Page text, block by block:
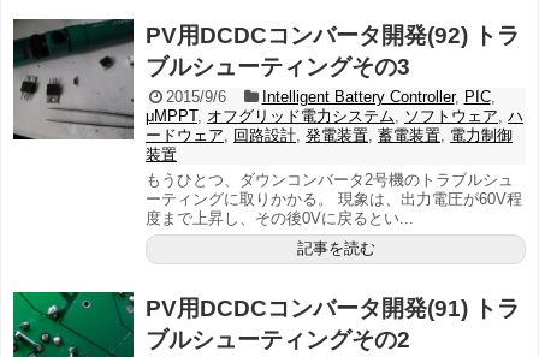
PV用DCDCコンバータ開発(92) トラ
ブルシューティングその3
2015/9/6 Intelligent Battery Controller, PIC,
μMPPT, オフグリッド電力システム, ソフトウェア, ハ
ードウェア, 回路設計, 発電装置, 蓄電装置, 電力制御
装置
もうひとつ、ダウンコンバータ2号機のトラブルシュ
ーティングに取りかかる。 現象は、出力電圧が60V程
度まで上昇し、その後0Vに戻るとい...
記事を読む
PV用DCDCコンバータ開発(91) トラ
ブルシューティングその2